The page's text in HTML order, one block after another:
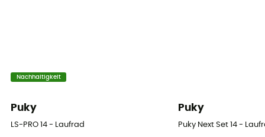
Nachhaltigkeit
Puky
LS-PRO 14 - Laufrad
Puky
Puky Next Set 14 -